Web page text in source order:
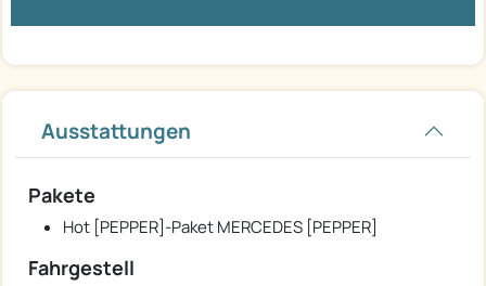
Ausstattungen
Pakete
Hot [PEPPER]-Paket MERCEDES [PEPPER]
Fahrgestell